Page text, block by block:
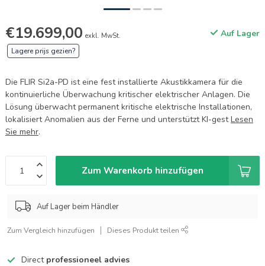
€19.699,00 exkl. MwSt. Auf Lager
Lagere prijs gezien?
Die FLIR Si2a-PD ist eine fest installierte Akustikkamera für die
kontinuierliche Überwachung kritischer elektrischer Anlagen. Die
Lösung überwacht permanent kritische elektrische Installationen,
lokalisiert Anomalien aus der Ferne und unterstützt KI-gestLesen
Sie mehr.
Zum Warenkorb hinzufügen
Auf Lager beim Händler
Zum Vergleich hinzufügen Dieses Produkt teilen
Direct professioneel advies